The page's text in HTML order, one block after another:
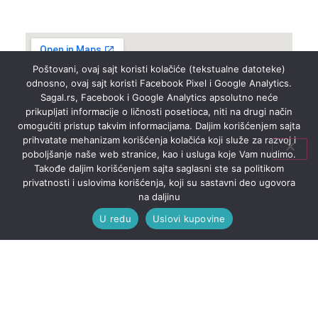
Poštovani, ovaj sajt koristi kolačiće (tekstualne datoteke)
odnosno, ovaj sajt koristi Facebook Pixel i Google Analytics.
Sagal.rs, Facebook i Google Analytics apsolutno neće
prikupljati informacije o ličnosti posetioca, niti na drugi način
omogućiti pristup takvim informacijama. Daljim korišćenjem sajta
prihvatate mehanizam korišćenja kolačića koji služe za razvoj i
poboljšanje naše web stranice, kao i usluga koje Vam nudimo.
Takođe daljim korišćenjem sajta saglasni ste sa politikom
privatnosti i uslovima korišćenja, koji su sastavni deo ugovora
na daljinu
U redu
Uslovi kupovine